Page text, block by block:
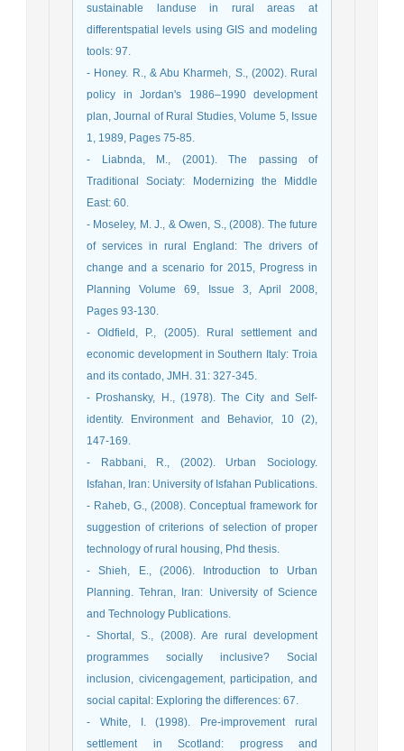
sustainable landuse in rural areas at
differentspatial levels using GIS and modeling
tools: 97.
- Honey. R., & Abu Kharmeh, S., (2002). Rural
policy in Jordan's 1986–1990 development
plan, Journal of Rural Studies, Volume 5, Issue
1, 1989, Pages 75-85.
- Liabnda, M., (2001). The passing of
Traditional Sociaty: Modernizing the Middle
East: 60.
- Moseley, M. J., & Owen, S., (2008). The future
of services in rural England: The drivers of
change and a scenario for 2015, Progress in
Planning Volume 69, Issue 3, April 2008,
Pages 93-130.
- Oldfield, P., (2005). Rural settlement and
economic development in Southern Italy: Troia
and its contado, JMH. 31: 327-345.
- Proshansky, H., (1978). The City and Self-
identity. Environment and Behavior, 10 (2),
147-169.
- Rabbani, R., (2002). Urban Sociology.
Isfahan, Iran: University of Isfahan Publications.
- Raheb, G., (2008). Conceptual framework for
suggestion of criterions of selection of proper
technology of rural housing, Phd thesis.
- Shieh, E., (2006). Introduction to Urban
Planning. Tehran, Iran: University of Science
and Technology Publications.
- Shortal, S., (2008). Are rural development
programmes socially inclusive? Social
inclusion, civicengagement, participation, and
social capital: Exploring the differences: 67.
- White, I. (1998). Pre-improvement rural
settlement in Scotland: progress and